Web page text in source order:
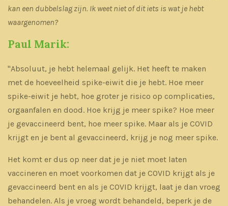
kan een dubbelslag zijn. Ik weet niet of dit iets is wat je hebt
waargenomen?
Paul Marik:
"Absoluut, je hebt helemaal gelijk. Het heeft te maken
met de hoeveelheid spike-eiwit die je hebt. Hoe meer
spike-eiwit je hebt, hoe groter je risico op complicaties,
orgaanfalen en dood. Hoe krijg je meer spike? Hoe meer
je gevaccineerd bent, hoe meer spike. Maar als je COVID
krijgt en je bent al gevaccineerd, krijg je nog meer spike.
Het komt er dus op neer dat je je niet moet laten
vaccineren en moet voorkomen dat je COVID krijgt als je
gevaccineerd bent en als je COVID krijgt, laat je dan vroeg
behandelen. Als je vroeg wordt behandeld, beperk je de